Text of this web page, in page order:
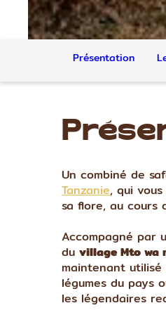
Présentation
Un combiné de
Tanzanie, qui
sa flore, au cours
Accompagné par
du village Mto wa
maintenant
légumes du pays
les légendaires